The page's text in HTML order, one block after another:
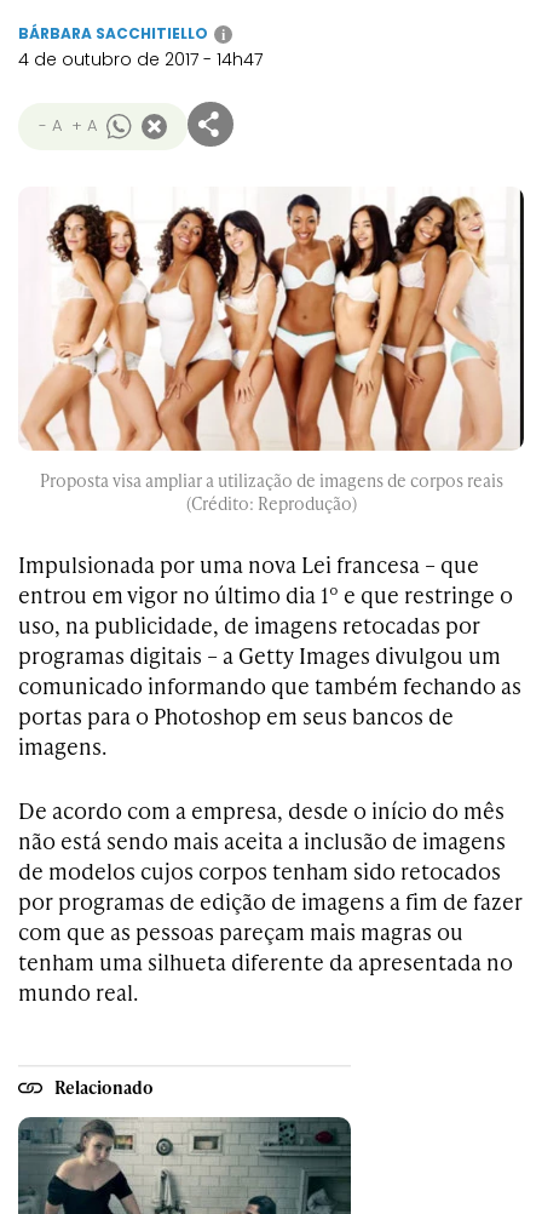
BÁRBARA SACCHITIELLO i
4 de outubro de 2017 - 14h47
- A + A
Proposta visa ampliar a utilização de imagens de corpos reais
(Crédito: Reprodução)
Impulsionada por uma nova Lei francesa – que
entrou em vigor no último dia 1º e que restringe o
uso, na publicidade, de imagens retocadas por
programas digitais – a Getty Images divulgou um
comunicado informando que também fechando as
portas para o Photoshop em seus bancos de
imagens.
De acordo com a empresa, desde o início do mês
não está sendo mais aceita a inclusão de imagens
de modelos cujos corpos tenham sido retocados
por programas de edição de imagens a fim de fazer
com que as pessoas pareçam mais magras ou
tenham uma silhueta diferente da apresentada no
mundo real.
Relacionado